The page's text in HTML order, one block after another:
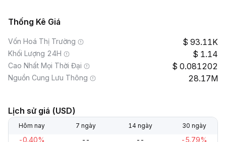
Thống Kê Giá
Vốn Hoá Thị Trường 93.11K
Khối Lượng 24H 1.14
Cao Nhất Mọi Thời Đại 0.081202
Nguồn Cung Lưu Thông 28.17M
Lịch sử giá (USD)
Hôm nay 7 ngày 14 ngày 30 ngày
-0.40% -- -- -5.79%